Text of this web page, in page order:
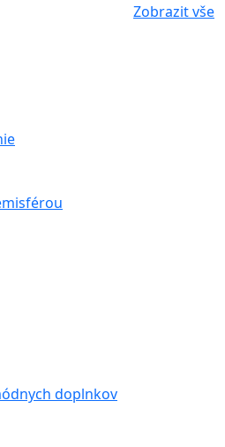
Zobrazit vše
doplnkov